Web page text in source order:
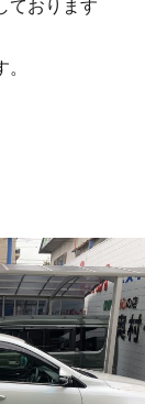
ております